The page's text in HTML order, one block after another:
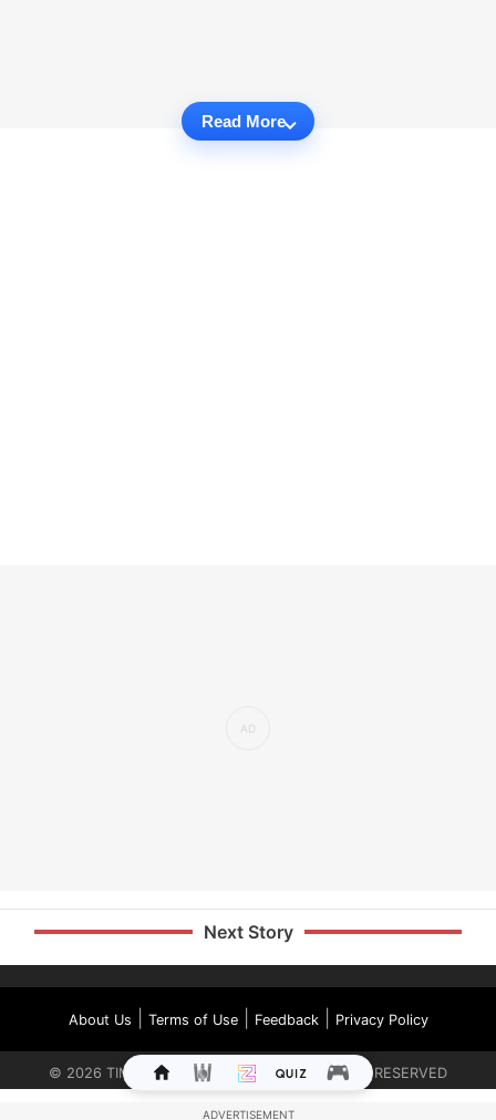
Read More
Next Story
About Us Terms of Use| Feedback| Privacy Policy
© 2026 TIMES INTERNET LIMITED. ALL RIGHTS RESERVED